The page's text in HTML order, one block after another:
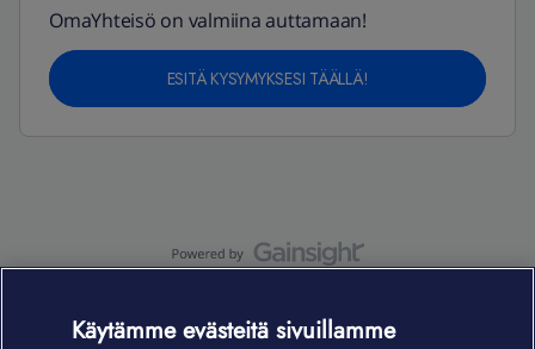
OmaYhteisö on valmiina auttamaan!
ESITÄ KYSYMYKSESI TÄÄLLÄ!
Käytämme evästeitä sivuillamme